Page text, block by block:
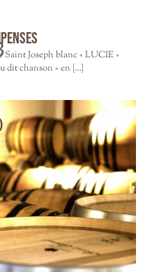
Saint Joseph blanc « LUCIE »
dit chanson » en […]